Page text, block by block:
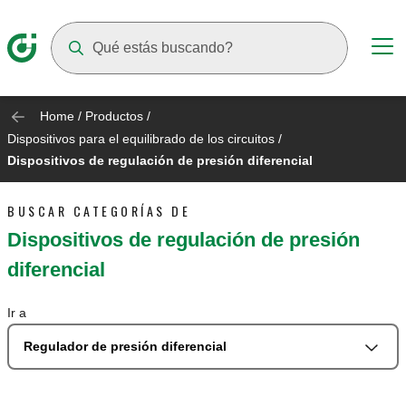
Home / Productos /
Dispositivos para el equilibrado de los circuitos /
Dispositivos de regulación de presión diferencial
BUSCAR CATEGORÍAS DE
Dispositivos de regulación de presión
diferencial
Ir a
Regulador de presión diferencial